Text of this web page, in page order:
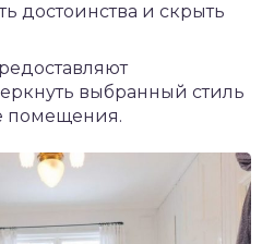
достоинства и скрыть
выбранный стиль
помещения.